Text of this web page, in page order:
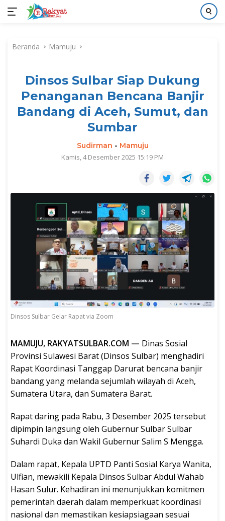
kontenBeranda Mamuju
Dinsos Sulbar Siap Dukung
Penanganan Bencana Banjir
Bandang di Aceh, Sumut, dan
Sumbar
Sudirman - Mamuju
Kamis, 4 Desember 2025 15:19 PM
Dinsos Sulbar Gelar Rapat via Zoom
MAMUJU, RAKYATSULBAR.COM — Dinas Sosial
Provinsi Sulawesi Barat (Dinsos Sulbar) menghadiri
Rapat Koordinasi Tanggap Darurat bencana banjir
bandang yang melanda sejumlah wilayah di Aceh,
Sumatera Utara, dan Sumatera Barat.
Rapat daring pada Rabu, 3 Desember 2025 tersebut
dipimpin langsung oleh Gubernur Sulbar Sulbar
Suhardi Duka dan Wakil Gubernur Salim S Mengga.
Dalam rapat, Kepala UPTD Panti Sosial Karya Wanita,
Ulfian, mewakili Kepala Dinsos Sulbar Abdul Wahab
Hasan Sulur. Kehadiran ini menunjukkan komitmen
pemerintah daerah dalam memperkuat koordinasi
nasional dan memastikan kesiapsiagaan sesuai